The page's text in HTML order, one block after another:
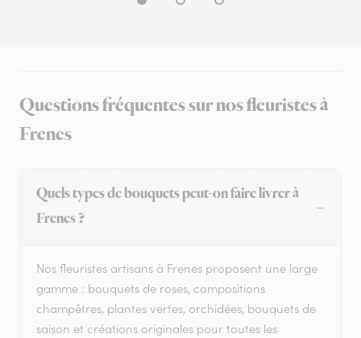
Questions fréquentes sur nos fleuristes à
Frenes
Quels types de bouquets peut-on faire livrer à
Frenes ?
Nos fleuristes artisans à Frenes proposent une large
gamme : bouquets de roses, compositions
champêtres, plantes vertes, orchidées, bouquets de
saison et créations originales pour toutes les